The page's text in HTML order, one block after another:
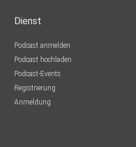
Dienst
Podcast anmelden
Podcast hochladen
Podcast-Events
Registrierung
Anmeldung